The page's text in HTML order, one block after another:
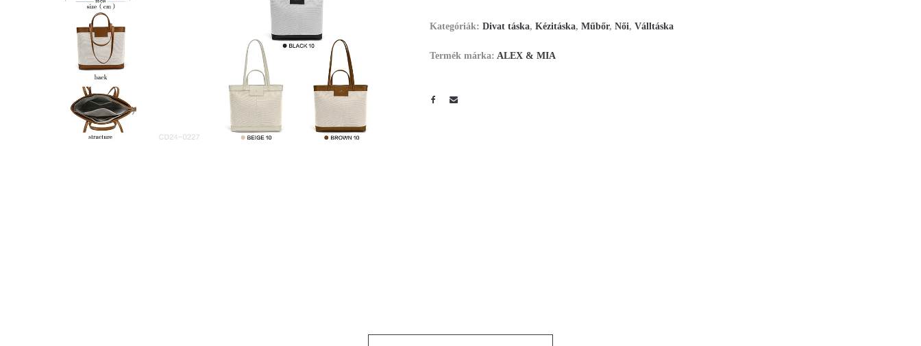
Kategóriák: Divat táska, Kézitáska, Műbőr, Női, Válltáska
Termék márka: ALEX & MIA